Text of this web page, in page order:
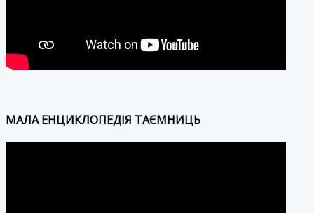
МАЛА ЕНЦИКЛОПЕДІЯ ТАЄМНИЦЬ